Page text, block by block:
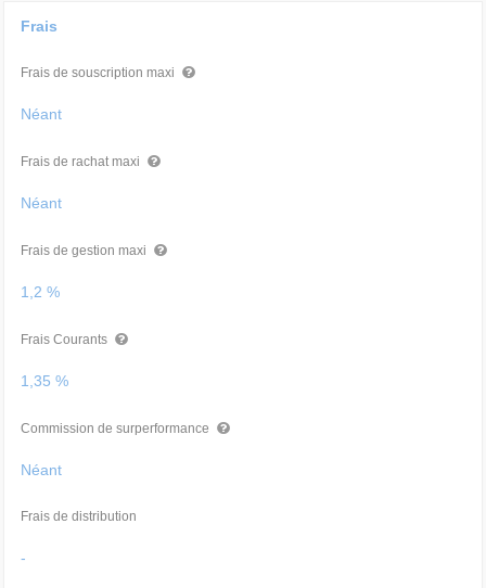
Frais
Frais de souscription maxi
Néant
Frais de rachat maxi
Néant
Frais de gestion maxi
1,2 %
Frais Courants
1,35 %
Commission de surperformance
Néant
Frais de distribution
-